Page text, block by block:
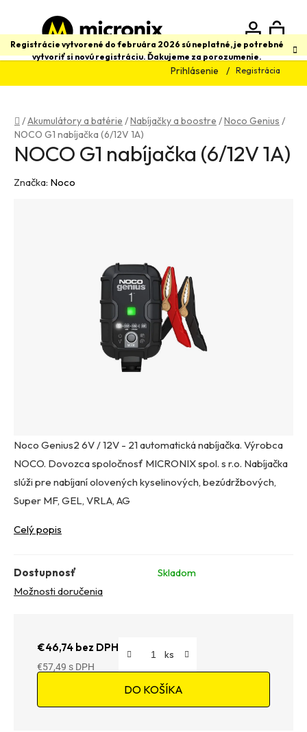
obsah
Registrácie vytvorené do februára 2026 sú neplatné, je potrebné
vytvoriť si novú registráciu. Ďakujeme za porozumenie.
Prihlásenie Registrácia
Hľadať
Domov
/Akumulátory a batérie /Nabíjačky a boostre /Noco Genius /
NOCO G1 nabíjačka (6/12V 1A)
Noco Genius2 6V / 12V - 21 automatická nabíjačka. Výrobca
NOCO. Dovozca spoločnosť MICRONIX spol. s r.o. Nabíjačka
slúži pre nabíjaní olovených kyselinových, bezúdržbových,
Super MF, GEL, VRLA, AG
Celý popis
Dostupnosť
Skladom
Možnosti doručenia
€46,74 bez DPH
€57,49
DO KOŠÍKA
NOCO G1 nabíjačka (6/12V 1A)
Značka: Noco